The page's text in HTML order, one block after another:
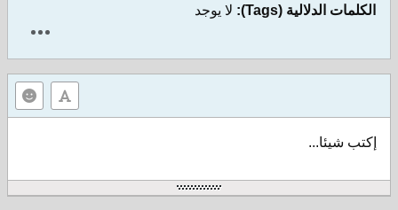
الكلمات الدلالية (Tags): لا يوجد
إكتب شيئا...